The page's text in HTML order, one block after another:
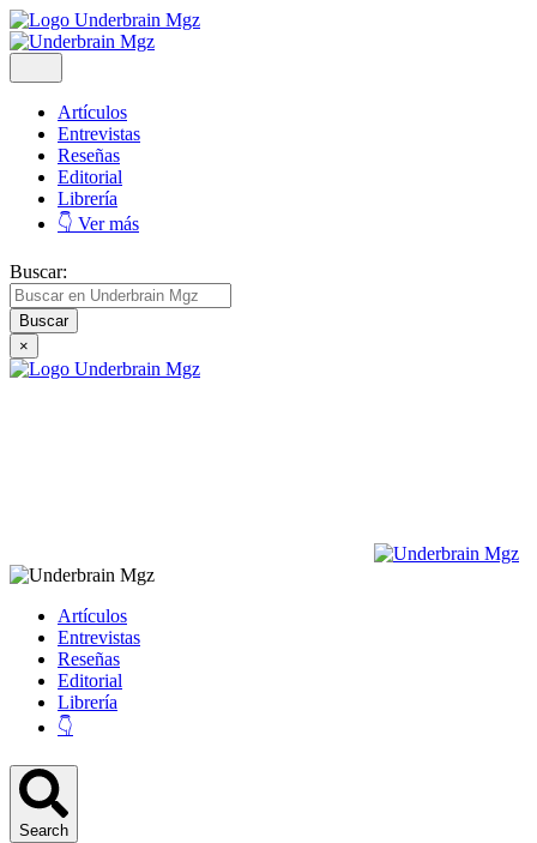
Artículos
Entrevistas
Reseñas
Editorial
Librería
👇 Ver más
Buscar:
×
Artículos
Entrevistas
Reseñas
Editorial
Librería
👇
Search